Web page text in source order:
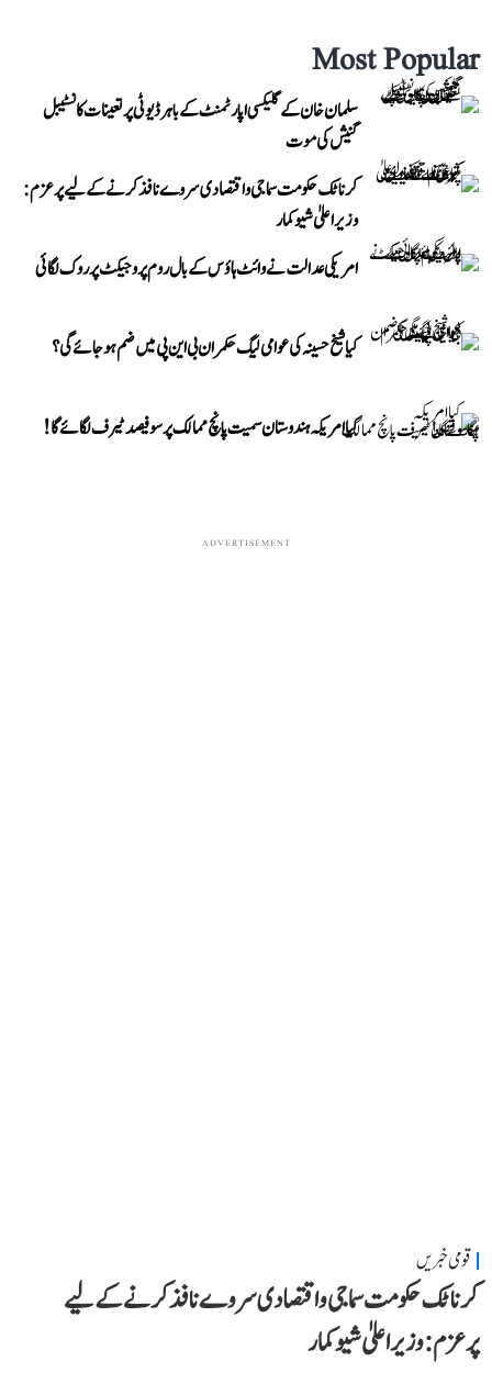
Most Popular
سلمان خان کے گلیکسی اپارٹمنٹ کے باہر ڈیوٹی پر تعینات کانسٹیبل
گنیش کی موت
کرناٹک حکومت سماجی و اقتصادی سروے نافذ کرنے کے لیے پرعزم:
وزیر اعلیٰ شیوکمار
امریکی عدالت نے وائٹ ہاؤس کے بال روم پروجیکٹ پر روک لگائی
کیا شیخ حسینہ کی عوامی لیگ حکمران بی این پی میں ضم ہو جائے گی؟
کیا امریکہ ہندوستان سمیت پانچ ممالک پر سو فیصد ٹیرف لگائے گا!
ADVERTISEMENT
قومی خبریں
کرناٹک حکومت سماجی و اقتصادی سروے نافذ کرنے کے لیے
پرعزم: وزیر اعلیٰ شیوکمار